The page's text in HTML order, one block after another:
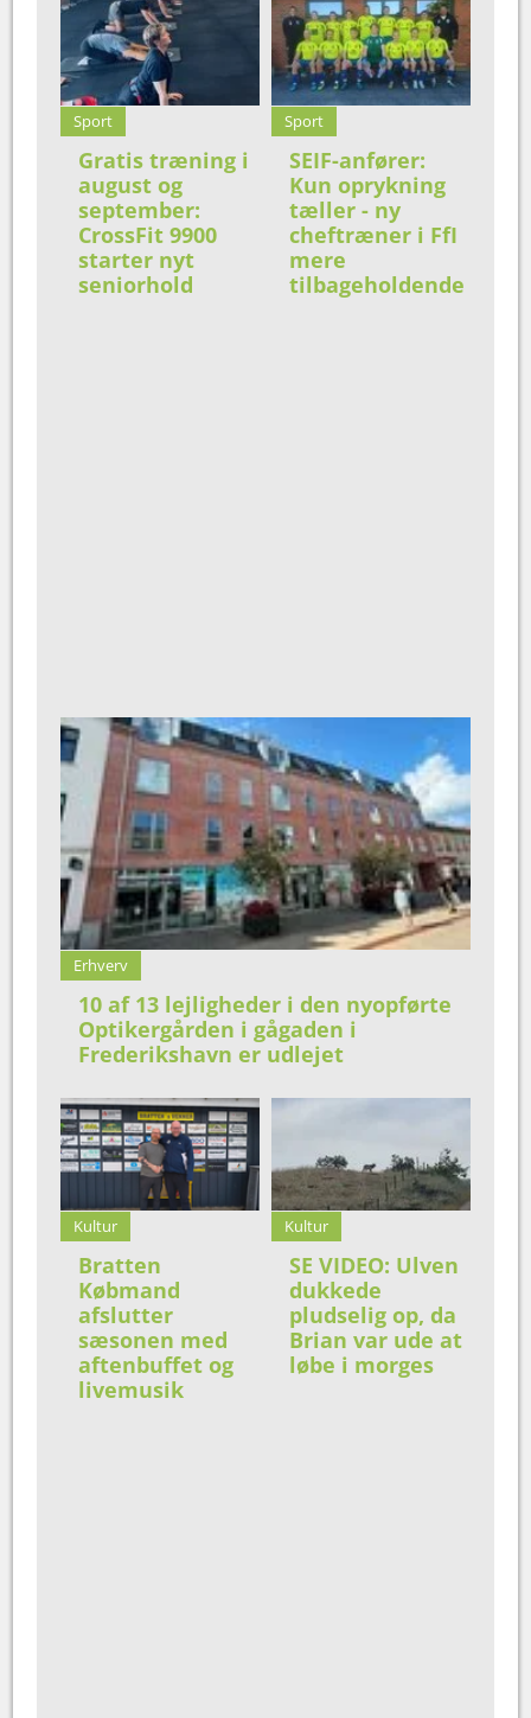
Sport
Gratis træning i
august og
september:
CrossFit 9900
starter nyt
seniorhold
Sport
SEIF-anfører:
Kun oprykning
tæller - ny
cheftræner i FfI
mere
tilbageholdende
Erhverv
10 af 13 lejligheder i den nyopførte
Optikergården i gågaden i
Frederikshavn er udlejet
Kultur
Bratten
Købmand
afslutter
sæsonen med
aftenbuffet og
livemusik
Kultur
SE VIDEO: Ulven
dukkede
pludselig op, da
Brian var ude at
løbe i morges